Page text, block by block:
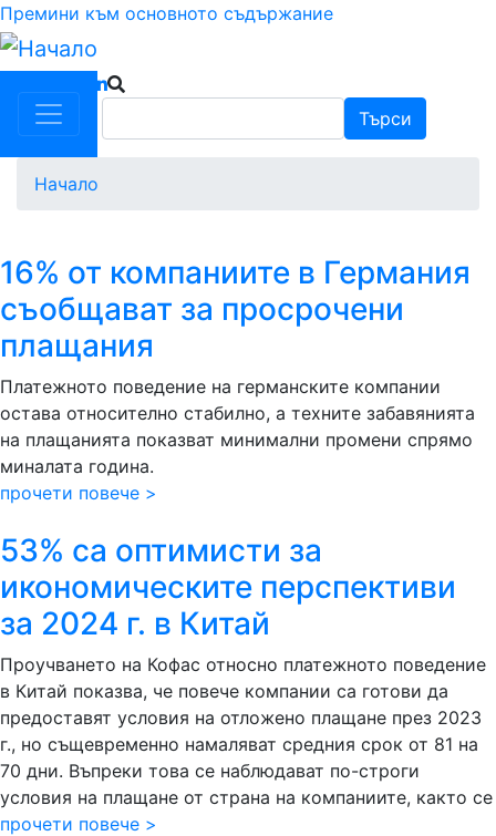
Премини към основното съдържание
Търси
Начало
16% от компаниите в Германия
съобщават за просрочени
плащания
Платежното поведение на германските компании
остава относително стабилно, а техните забавянията
на плащанията показват минимални промени спрямо
миналата година.
прочети повече >
53% са оптимисти за
икономическите перспективи
за 2024 г. в Китай
Проучването на Кофас относно платежното поведение
в Китай показва, че повече компании са готови да
предоставят условия на отложено плащане през 2023
г., но същевременно намаляват средния срок от 81 на
70 дни. Въпреки това се наблюдават по-строги
условия на плащане от страна на компаниите, както се
прочети повече >